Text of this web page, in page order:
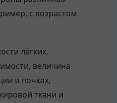
с возрастом
лёгких,
величина
в почках,
ткани и